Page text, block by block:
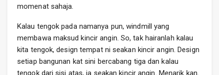
momenat sahaja.
Kalau tengok pada namanya pun, windmill yang
membawa maksud kincir angin. So, tak hairanlah kalau
kita tengok, design tempat ni seakan kincir angin. Design
setiap bangunan kat sini bercabang tiga dan kalau
tengok dari sisi atas, ia seakan kincir angin. Menarik kan.